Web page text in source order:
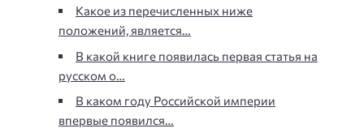
Какое из перечисленных ниже
положений, является…
В какой книге появилась первая статья на
русском о…
В каком году Российской империи
впервые появился…